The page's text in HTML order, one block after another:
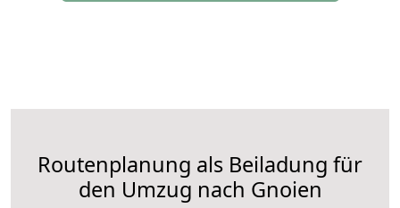
Routenplanung als Beiladung für
den Umzug nach Gnoien